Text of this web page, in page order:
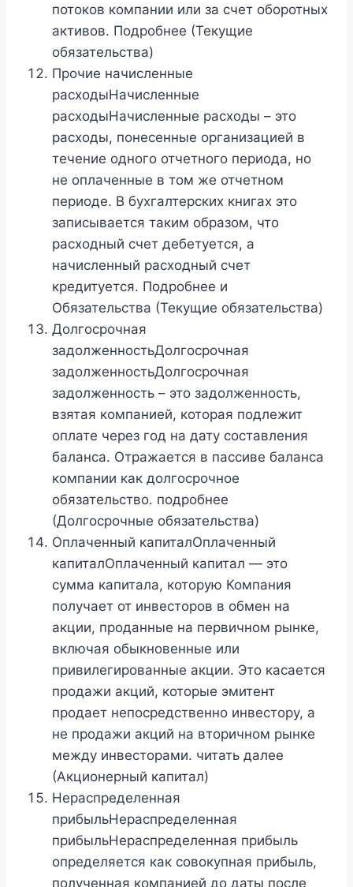
потоков компании или за счет оборотных
активов. Подробнее (Текущие
обязательства)
Прочие начисленные
расходыНачисленные
расходыНачисленные расходы – это
расходы, понесенные организацией в
течение одного отчетного периода, но
не оплаченные в том же отчетном
периоде. В бухгалтерских книгах это
записывается таким образом, что
расходный счет дебетуется, а
начисленный расходный счет
кредитуется. Подробнее и
Обязательства (Текущие обязательства)
Долгосрочная
задолженностьДолгосрочная
задолженностьДолгосрочная
задолженность – это задолженность,
взятая компанией, которая подлежит
оплате через год на дату составления
баланса. Отражается в пассиве баланса
компании как долгосрочное
обязательство. подробнее
(Долгосрочные обязательства)
Оплаченный капиталОплаченный
капиталОплаченный капитал — это
сумма капитала, которую Компания
получает от инвесторов в обмен на
акции, проданные на первичном рынке,
включая обыкновенные или
привилегированные акции. Это касается
продажи акций, которые эмитент
продает непосредственно инвестору, а
не продажи акций на вторичном рынке
между инвесторами. читать далее
(Акционерный капитал)
Нераспределенная
прибыльНераспределенная
прибыльНераспределенная прибыль
определяется как совокупная прибыль,
полученная компанией до даты после